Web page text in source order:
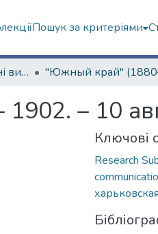
Пошук за критеріями
Харківські періодичні видання
– 10
Ключові
Research